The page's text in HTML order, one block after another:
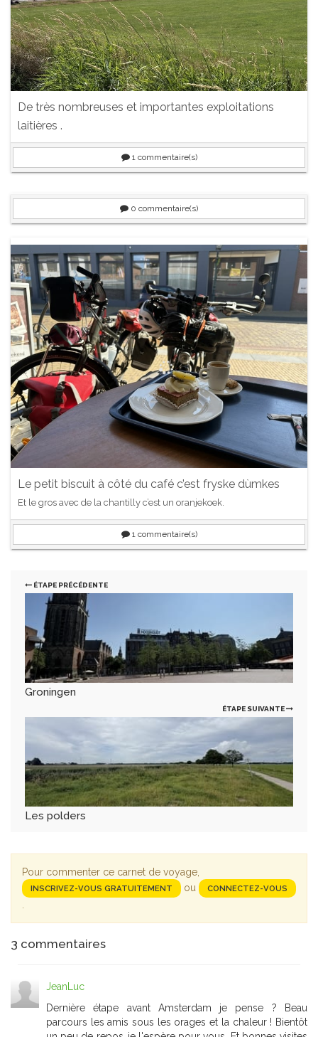
De très nombreuses et importantes exploitations
laitières .
1commentaire(s)
0 commentaire(s)
Le petit biscuit à côté du café c’est fryske dùmkes
Et le gros avec de la chantilly c’est un oranjekoek.
1commentaire(s)
ÉTAPE PRÉCÉDENTE
Groningen
ÉTAPE SUIVANTE
Les polders
Pour commenter ce carnet de voyage,
INSCRIVEZ-VOUS GRATUITEMENT ou CONNECTEZ-VOUS
3 commentaires
JeanLuc
Dernière étape avant Amsterdam je pense ? Beau
parcours les amis sous les orages et la chaleur ! Bientôt